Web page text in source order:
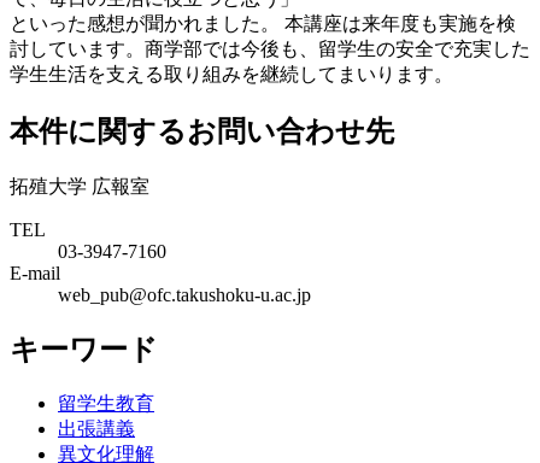
といった感想が聞かれました。 本講座は来年度も実施を検
討しています。商学部では今後も、留学生の安全で充実した
学生生活を支える取り組みを継続してまいります。
本件に関するお問い合わせ先
拓殖大学 広報室
TEL
03-3947-7160
E-mail
web_pub@ofc.takushoku-u.ac.jp
キーワード
留学生教育
出張講義
異文化理解